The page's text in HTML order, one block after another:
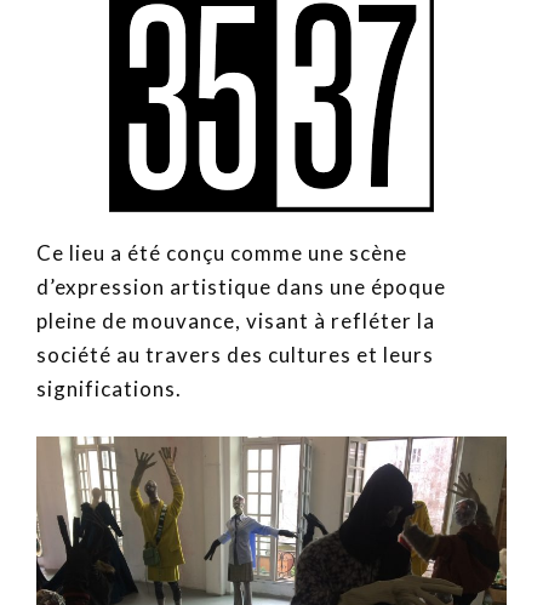
Ce lieu a été conçu comme une scène
d’expression artistique dans une époque
pleine de mouvance, visant à refléter la
société au travers des cultures et leurs
significations.